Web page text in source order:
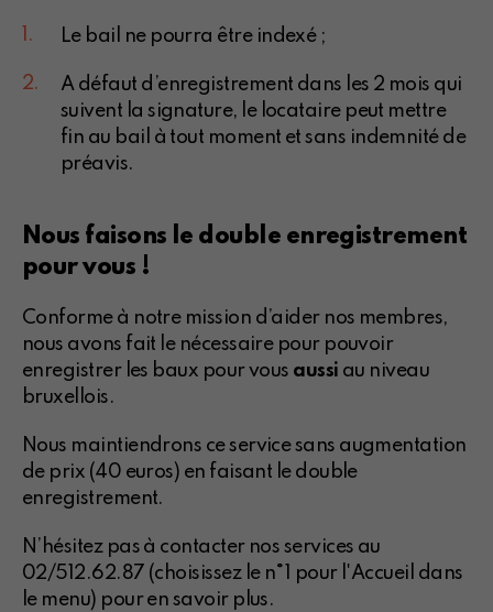
Le bail ne pourra être indexé ;
A défaut d’enregistrement dans les 2 mois qui
suivent la signature, le locataire peut mettre
fin au bail à tout moment et sans indemnité de
préavis.
Nous faisons le double enregistrement
pour vous !
Conforme à notre mission d’aider nos membres,
nous avons fait le nécessaire pour pouvoir
enregistrer les baux pour vous aussi au niveau
bruxellois.
Nous maintiendrons ce service sans augmentation
de prix (40 euros) en faisant le double
enregistrement.
N’hésitez pas à contacter nos services au
02/512.62.87 (choisissez le n°1 pour l'Accueil dans
le menu) pour en savoir plus.